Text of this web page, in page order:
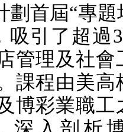
劃首屆“專
吸引了超過
管理及社會
課程由美高
博彩業職工